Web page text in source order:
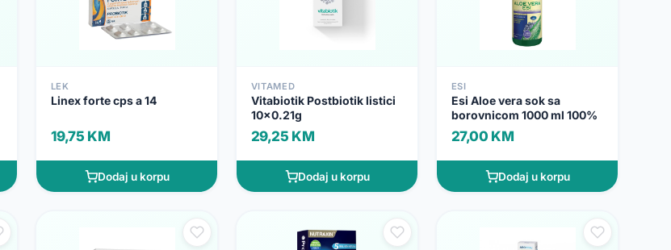
LEK
Linex forte cps a 14
19,75 KM
Dodaj u korpu
VITAMED
Vitabiotik Postbiotik listici
10x0.21g
29,25 KM
Dodaj u korpu
ESI
Esi Aloe vera sok sa
borovnicom 1000 ml 100%
27,00 KM
Dodaj u korpu